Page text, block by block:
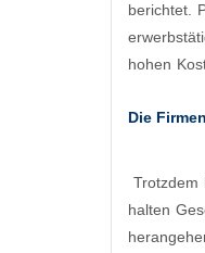
berichtet.
hohen
Die
halten